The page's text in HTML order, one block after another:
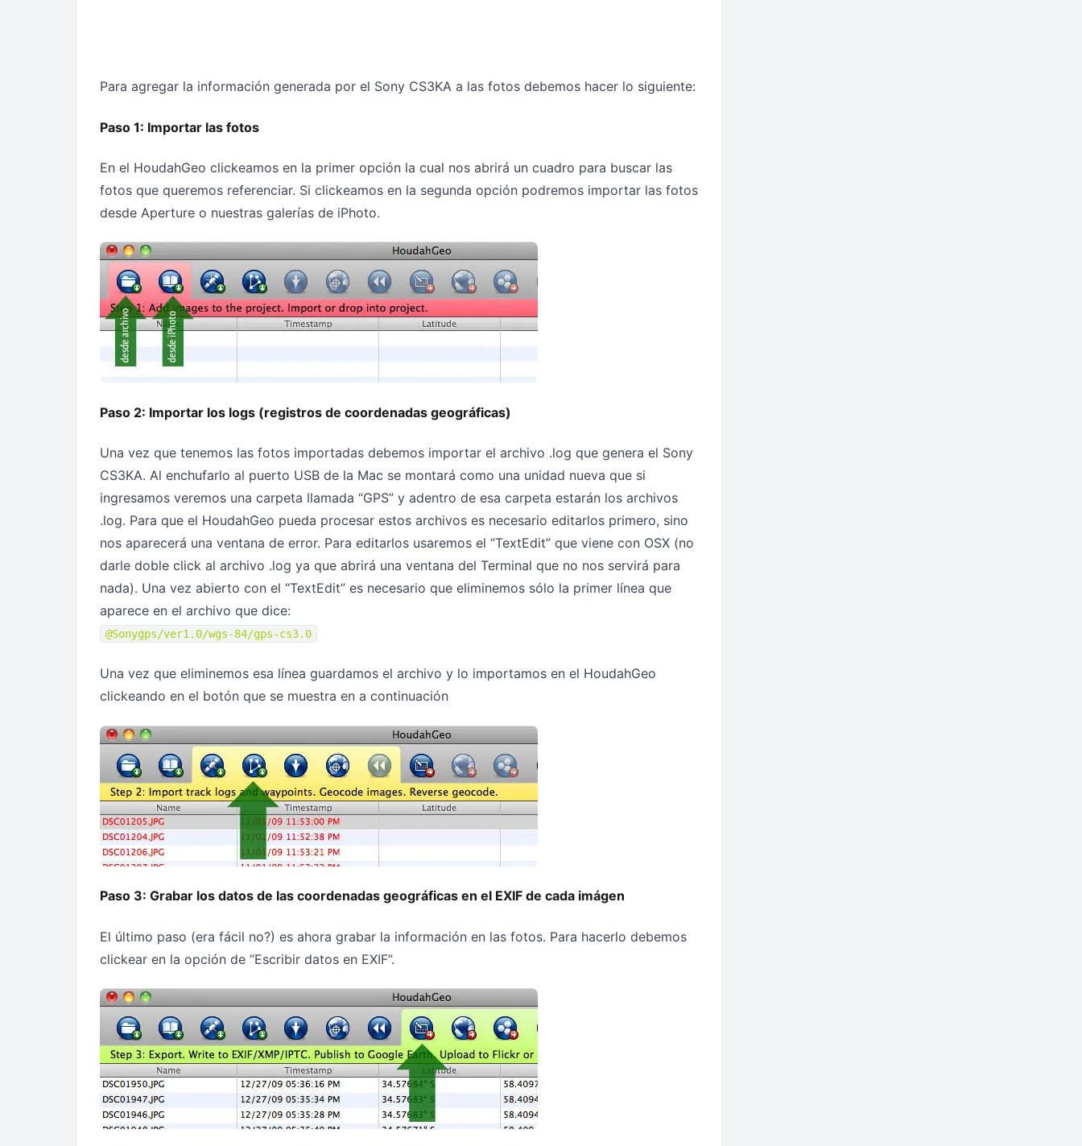
Para agregar la información generada por el Sony CS3KA a las fotos debemos hacer lo siguiente:
Paso 1: Importar las fotos
En el HoudahGeo clickeamos en la primer opción la cual nos abrirá un cuadro para buscar las
fotos que queremos referenciar. Si clickeamos en la segunda opción podremos importar las fotos
desde Aperture o nuestras galerías de iPhoto.
Paso 2: Importar los logs (registros de coordenadas geográficas)
Una vez que tenemos las fotos importadas debemos importar el archivo .log que genera el Sony
CS3KA. Al enchufarlo al puerto USB de la Mac se montará como una unidad nueva que si
ingresamos veremos una carpeta llamada “GPS” y adentro de esa carpeta estarán los archivos
.log. Para que el HoudahGeo pueda procesar estos archivos es necesario editarlos primero, sino
nos aparecerá una ventana de error. Para editarlos usaremos el “TextEdit” que viene con OSX (no
darle doble click al archivo .log ya que abrirá una ventana del Terminal que no nos servirá para
nada). Una vez abierto con el “TextEdit” es necesario que eliminemos sólo la primer línea que
aparece en el archivo que dice:
@Sonygps/ver1.0/wgs-84/gps-cs3.0
Una vez que eliminemos esa línea guardamos el archivo y lo importamos en el HoudahGeo
clickeando en el botón que se muestra en a continuación
Paso 3: Grabar los datos de las coordenadas geográficas en el EXIF de cada imágen
El último paso (era fácil no?) es ahora grabar la información en las fotos. Para hacerlo debemos
clickear en la opción de “Escribir datos en EXIF”.